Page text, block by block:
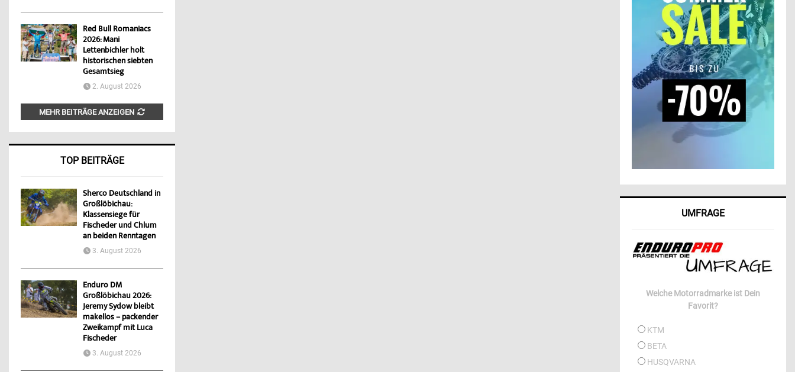
Red Bull Romaniacs
2026: Mani
Lettenbichler holt
historischen siebten
Gesamtsieg
2. August 2026
MEHR BEITRÄGE ANZEIGEN
TOP BEITRÄGE
Sherco Deutschland in
Großlöbichau:
Klassensiege für
Fischeder und Chlum
an beiden Renntagen
3. August 2026
Enduro DM
Großlöbichau 2026:
Jeremy Sydow bleibt
makellos – packender
Zweikampf mit Luca
Fischeder
3. August 2026
UMFRAGE
Welche Motorradmarke ist Dein
Favorit?
KTM
BETA
HUSQVARNA